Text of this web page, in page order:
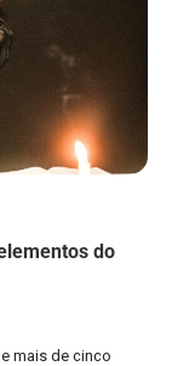
do
mais de cinco